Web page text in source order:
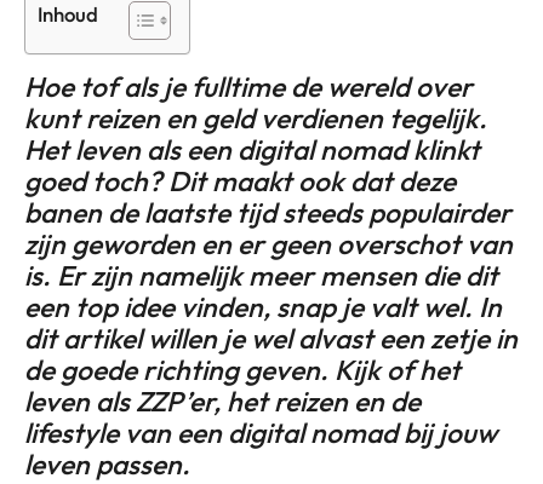
Inhoud
Hoe tof als je fulltime de wereld over
kunt reizen en geld verdienen tegelijk.
Het leven als een digital nomad klinkt
goed toch? Dit maakt ook dat deze
banen de laatste tijd steeds populairder
zijn geworden en er geen overschot van
is. Er zijn namelijk meer mensen die dit
een top idee vinden, snap je valt wel. In
dit artikel willen je wel alvast een zetje in
de goede richting geven. Kijk of het
leven als ZZP’er, het reizen en de
lifestyle van een digital nomad bij jouw
leven passen.